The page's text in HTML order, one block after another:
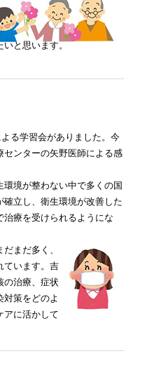
と思います。
る学習会がありました。今
ンターの矢野医師による感
境が整わない中で多くの国
立し、衛生環境が改善した
療を受けられるようにな
まだ多く、
ています。吉
の治療、症状
対策をどのよ
アに活かして